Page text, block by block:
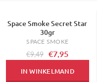
-16%
Space Smoke Secret Star
30gr
SPACE SMOKE
€9,49 €7,95
IN WINKELMAND